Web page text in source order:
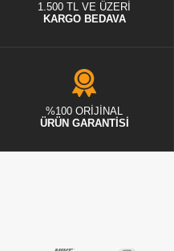
1.500 TL VE ÜZERİ
KARGO BEDAVA
%100 ORİJİNAL
ÜRÜN GARANTİSİ